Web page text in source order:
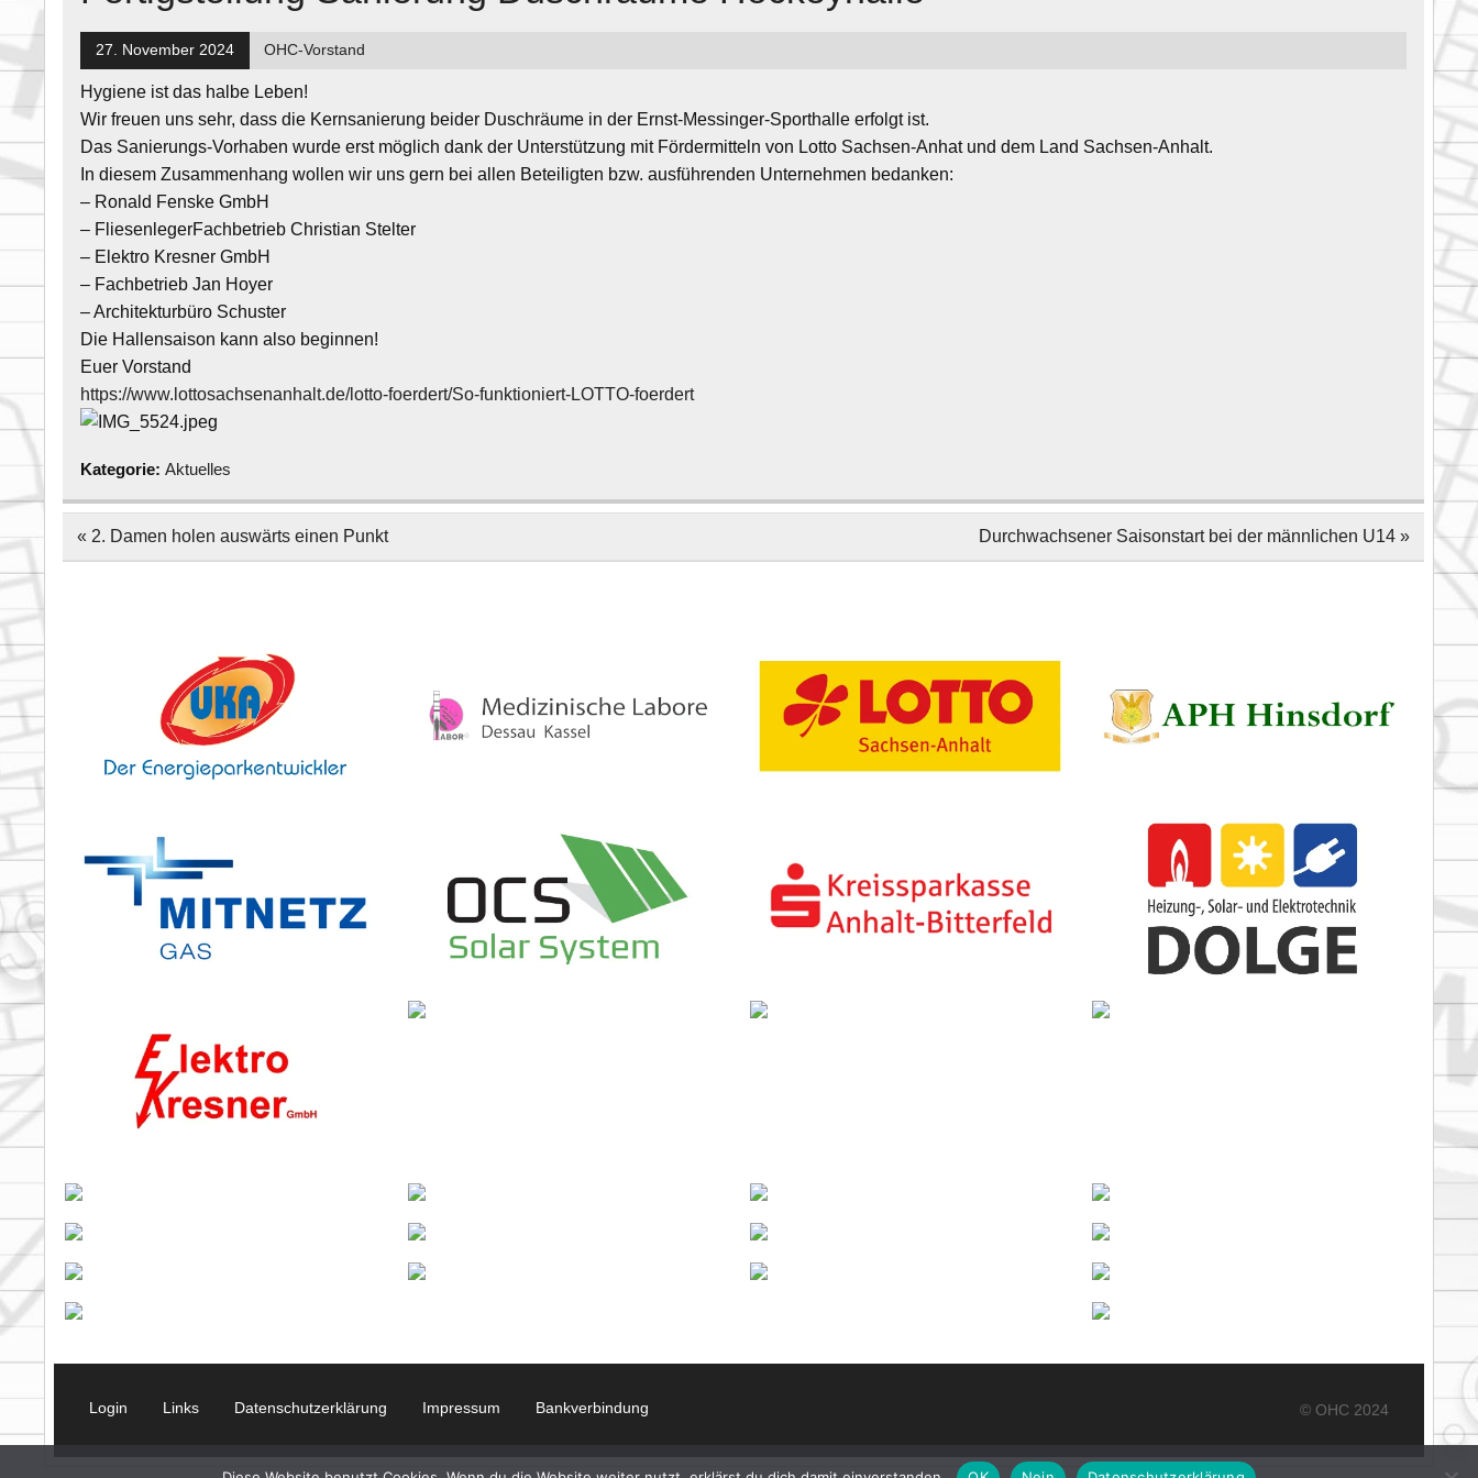
27. November 2024 OHC-Vorstand
Hygiene ist das halbe Leben!
Wir freuen uns sehr, dass die Kernsanierung beider Duschräume in der Ernst-Messinger-Sporthalle erfolgt ist.
Das Sanierungs-Vorhaben wurde erst möglich dank der Unterstützung mit Fördermitteln von Lotto Sachsen-Anhat und dem Land Sachsen-Anhalt.
In diesem Zusammenhang wollen wir uns gern bei allen Beteiligten bzw. ausführenden Unternehmen bedanken:
– Ronald Fenske GmbH
– FliesenlegerFachbetrieb Christian Stelter
– Elektro Kresner GmbH
– Fachbetrieb Jan Hoyer
– Architekturbüro Schuster
Die Hallensaison kann also beginnen!
Euer Vorstand
https://www.lottosachsenanhalt.de/lotto-foerdert/So-funktioniert-LOTTO-foerdert
Kategorie:Aktuelles
Beitragsnavigation
« 2. Damen holen auswärts einen Punkt Durchwachsener Saisonstart bei der männlichen U14 »
Login Links Datenschutzerklärung Impressum Bankverbindung © OHC 2024